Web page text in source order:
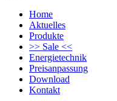
Home
Aktuelles
Produkte
>> Sale <<
Energietechnik
Preisanpassung
Download
Kontakt